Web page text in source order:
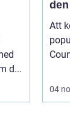
d...
Att
04